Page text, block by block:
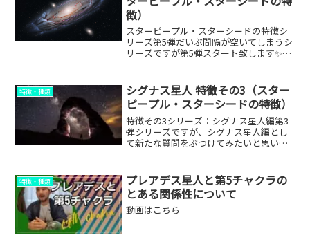
徴）
スターピープル・スターシードの特徴シ
リーズ第5弾だいぶ間隔が空いてしまうシ
リーズですが第5弾スタート致します✨今
徴まとめはこちら↓それではまいりまし
ょう！スターピープル...
特徴・種類
シグナス星人 特徴その3（スター
ピープル・スターシードの特徴）
特徴その3シリーズ：シグナス星人編第3
弾シリーズですが、シグナス星人編とし
て新たな質問をぶつけてみたいと思いま
前の特徴まとめはこちら↓シグナスの影
響を受けているなぁと感...
特徴・種類
プレアデス星人と第5チャクラの
とある関係性について
動画はこちら